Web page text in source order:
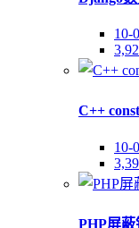
10-
C++
10-
PHP屏蔽